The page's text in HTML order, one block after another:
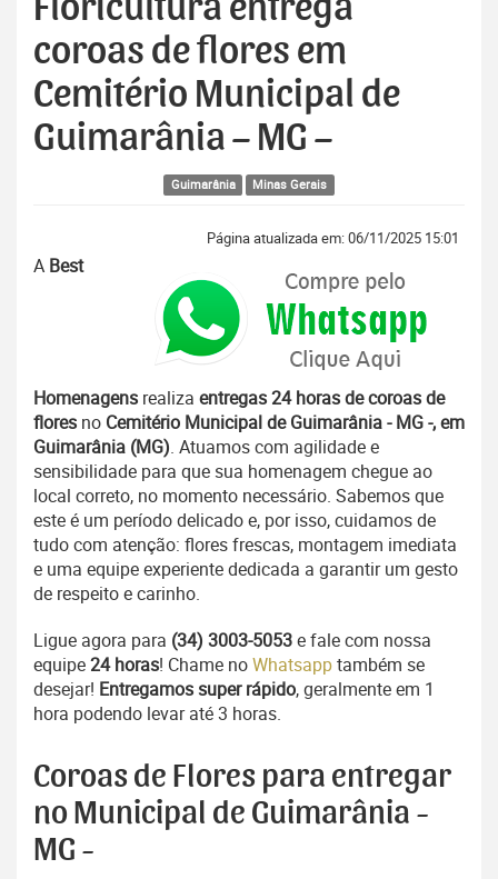
Floricultura entrega
coroas de flores em
Cemitério Municipal de
Guimarânia – MG –
Guimarânia Minas Gerais
Página atualizada em: 06/11/2025 15:01
A Best
Homenagens realiza entregas 24 horas de coroas de
flores no Cemitério Municipal de Guimarânia - MG -, em
Guimarânia (MG). Atuamos com agilidade e
sensibilidade para que sua homenagem chegue ao
local correto, no momento necessário. Sabemos que
este é um período delicado e, por isso, cuidamos de
tudo com atenção: flores frescas, montagem imediata
e uma equipe experiente dedicada a garantir um gesto
de respeito e carinho.
Ligue agora para (34) 3003-5053e fale com nossa
equipe24 horas! Chame noWhatsapptambém se
desejar! Entregamos super rápido, geralmente em 1
hora podendo levar até 3 horas.
Coroas de Flores para entregar
no Municipal de Guimarânia -
MG -